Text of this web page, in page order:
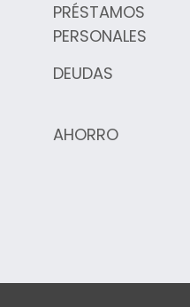
PRÉSTAMOS
PERSONALES
DEUDAS
AHORRO